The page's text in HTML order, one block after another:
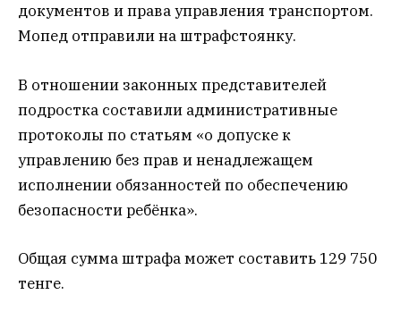
документов и права управления транспортом.
Мопед отправили на штрафстоянку.
В отношении законных представителей
подростка составили административные
протоколы по статьям «о допуске к
управлению без прав и ненадлежащем
исполнении обязанностей по обеспечению
безопасности ребёнка».
Общая сумма штрафа может составить 129 750
тенге.